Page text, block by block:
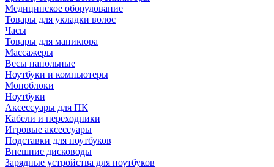
Медицинское оборудование
Товары для укладки волос
Часы
Товары для маникюра
Массажеры
Весы напольные
Ноутбуки и компьютеры
Моноблоки
Ноутбуки
Аксессуары для ПК
Кабели и переходники
Игровые аксессуары
Подставки для ноутбуков
Внешние дисководы
Зарядные устройства для ноутбуков